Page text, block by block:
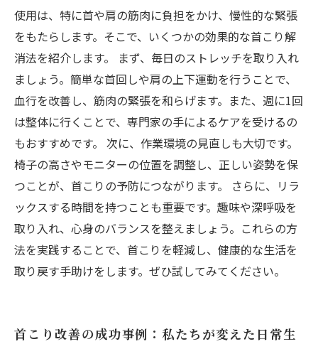
使用は、特に首や肩の筋肉に負担をかけ、慢性的な緊張
をもたらします。そこで、いくつかの効果的な首こり解
消法を紹介します。 まず、毎日のストレッチを取り入れ
ましょう。簡単な首回しや肩の上下運動を行うことで、
血行を改善し、筋肉の緊張を和らげます。また、週に1回
は整体に行くことで、専門家の手によるケアを受けるの
もおすすめです。 次に、作業環境の見直しも大切です。
椅子の高さやモニターの位置を調整し、正しい姿勢を保
つことが、首こりの予防につながります。 さらに、リラ
ックスする時間を持つことも重要です。趣味や深呼吸を
取り入れ、心身のバランスを整えましょう。これらの方
法を実践することで、首こりを軽減し、健康的な生活を
取り戻す手助けをします。ぜひ試してみてください。
首こり改善の成功事例：私たちが変えた日常生